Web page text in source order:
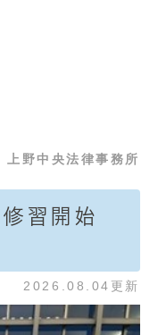
上野中央法律事務所
習開始
2026.08.04更新